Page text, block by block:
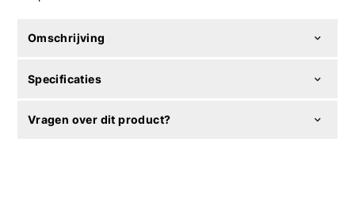
Omschrijving
Specificaties
Vragen over dit product?